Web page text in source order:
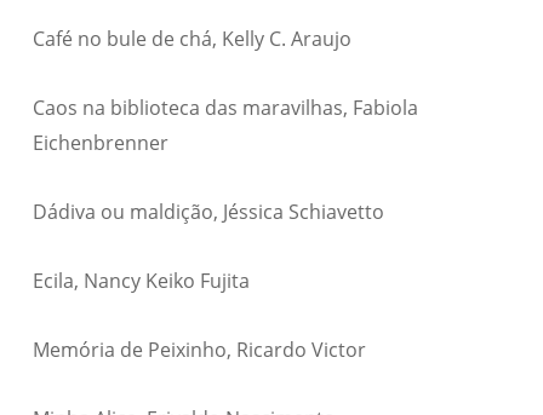
Café no bule de chá, Kelly C. Araujo
Caos na biblioteca das maravilhas, Fabiola
Eichenbrenner
Dádiva ou maldição, Jéssica Schiavetto
Ecila, Nancy Keiko Fujita
Memória de Peixinho, Ricardo Victor